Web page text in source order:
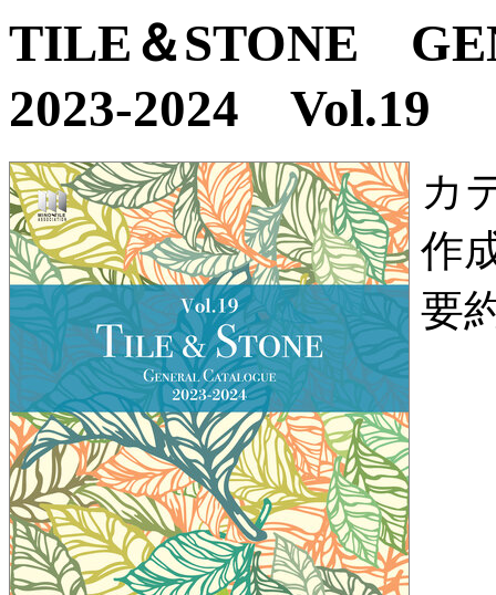
TILE＆STONE
2023-2024 Vol.19
カ
作
要